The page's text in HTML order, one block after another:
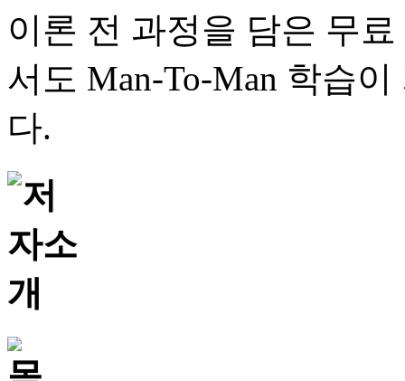
이론 전 과정을 담은 무
서도 Man-To-Man 학습
다.